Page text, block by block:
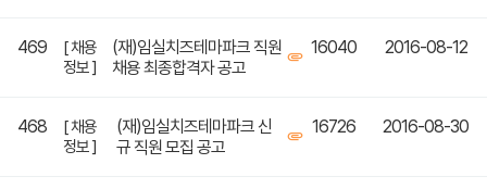
469
[ 채용
정보 ]
(재)임실치즈테마파크 직원
채용 최종합격자 공고
16040 2016-08-12
468
[ 채용
정보 ]
(재)임실치즈테마파크 신
규 직원 모집 공고
16726 2016-08-30